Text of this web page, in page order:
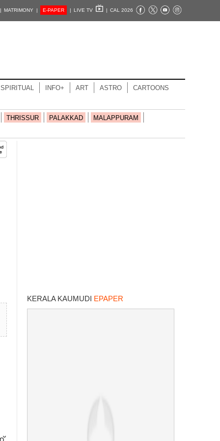
MATRIMONY | E-PAPER | LIVE TV | CAL 2026
SPIRITUAL INFO+ ART ASTRO CARTOONS
THRISSUR PALAKKAD MALAPPURAM
KERALA KAUMUDI EPAPER